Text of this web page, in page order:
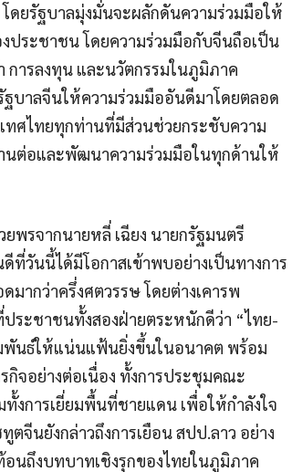
ดยรัฐบาลมุ่งมั่นจะผลักดันความร่วมมือให้
ระชาชน โดยความร่วมมือกับจีนถือเป็น
ารลงทุน และนวัตกรรมในภูมิภาค
บาลจีนให้ความร่วมมืออันดีมาโดยตลอด
ศไทยทุกท่านที่มีส่วนช่วยกระชับความ
นต่อและพัฒนาความร่วมมือในทุกด้านให้
พรจากนายหลี่ เฉียง นายกรัฐมนตรี
วันนี้ได้มีโอกาสเข้าพบอย่างเป็นทางการ
ากว่าครึ่งศตวรรษ โดยต่างเคารพ
ระชาชนทั้งสองฝ่ายตระหนักดีว่า “ไทย-
พันธ์ให้แน่นแฟ้นยิ่งขึ้นในอนาคต พร้อม
จอย่างต่อเนื่อง ทั้งการประชุมคณะ
การเยี่ยมพื้นที่ชายแดน เพื่อให้กำลังใจ
จีนยังกล่าวถึงการเยือน สปป.ลาว อย่าง
อนถึงบทบาทเชิงรุกของไทยในภูมิภาค